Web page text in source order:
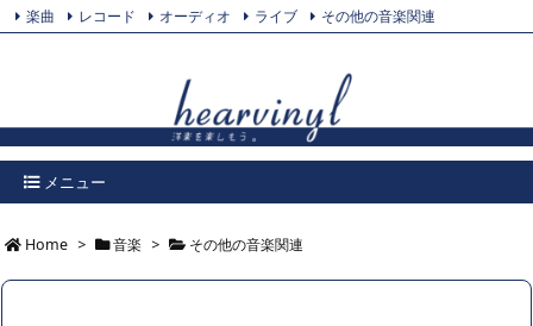
メニュー
楽曲 レコード オーディオ ライブ
その他の音楽関連
Home > 音楽 > その他の音楽関連